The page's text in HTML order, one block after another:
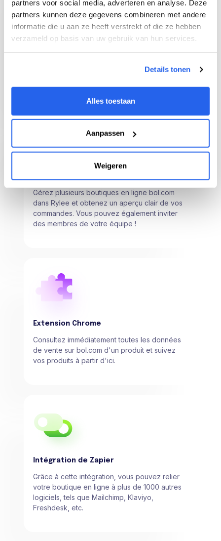
partners voor social media, adverteren en analyse. Deze
partners kunnen deze gegevens combineren met andere
informatie die u aan ze heeft verstrekt of die ze hebben
verzameld op basis van uw gebruik van hun services.
Details tonen
Alles toestaan
Aanpassen
Weigeren
Le générateur de produits
Dans le générateur de produits, vous pouvez
trouver rapidement votre produit gagnant sur
la base des filtres qui vous semblent
Gérez plusieurs boutiques en ligne bol.com
dans Rylee et obtenez un aperçu clair de vos
commandes. Vous pouvez également inviter
des membres de votre équipe !
Extension Chrome
Consultez immédiatement toutes les données
de vente sur bol.com d'un produit et suivez
vos produits à partir d'ici.
Intégration de Zapier
Grâce à cette intégration, vous pouvez relier
votre boutique en ligne à plus de 1000 autres
logiciels, tels que Mailchimp, Klaviyo,
Freshdesk, etc.